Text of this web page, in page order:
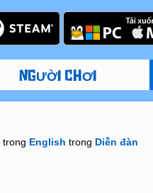
NGƯỜI CHƠI
trong English trong Diễn đàn